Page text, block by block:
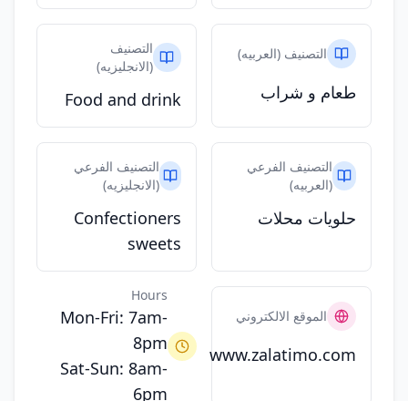
التصنيف (العربيه)
طعام و شراب
التصنيف
(الانجليزيه)
Food and drink
التصنيف الفرعي
(العربيه)
حلويات محلات
التصنيف الفرعي
(الانجليزيه)
Confectioners
sweets
الموقع الالكتروني
www.zalatimo.com
Hours
Mon-Fri: 7am-
8pm
Sat-Sun: 8am-
6pm